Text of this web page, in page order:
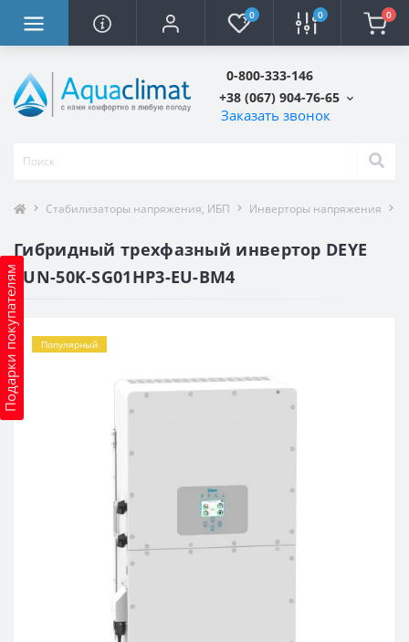
0 0 0
0-800-333-146
+38 (067) 904-76-65
Заказать звонок
Подарки покупателям
Стабилизаторы напряжения, ИБП Инверторы напряжения
Гибридный трехфазный инвертор DEYE
SUN-50K-SG01HP3-EU-BM4
Популярный